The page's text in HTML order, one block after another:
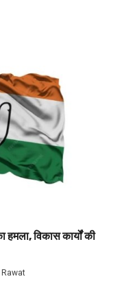
हमला, विकास कार्यों की
Rawat